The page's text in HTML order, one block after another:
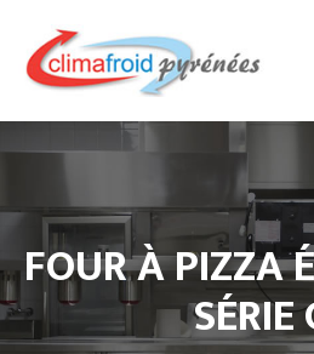
FOUR À PIZZA
SÉRIE